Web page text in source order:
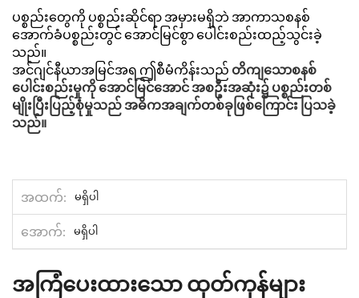
ပစ္စည်းတွေကို ပစ္စည်းဆိုင်ရာ အမှားမရှိဘဲ အာကာသစနစ်
အောက်ခံပစ္စည်းတွင် အောင်မြင်စွာ ပေါင်းစည်းထည့်သွင်းခဲ့
သည်။
အင်ဂျင်နီယာအမြင်အရ ဤစီမံကိန်းသည် တိကျသောစနစ်
ပေါင်းစည်းမှုကို အောင်မြင်အောင် အစဦးအဆုံး၌ ပစ္စည်းတစ်
မျိုးပြီးပြည့်စုံမှုသည် အဓိကအချက်တစ်ခုဖြစ်ကြောင်း ပြသခဲ့
သည်။
အထက် မရှိပါ
အောက် မရှိပါ
အကြံပေးထားသော ထုတ်ကုန်များ